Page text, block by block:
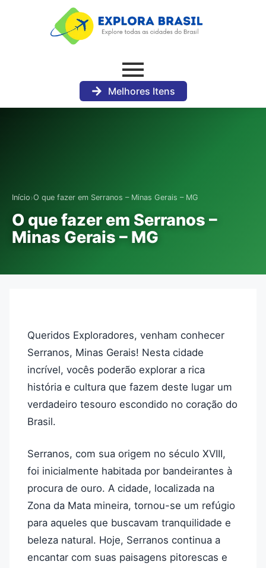
Melhores Itens
Início›O que fazer em Serranos – Minas Gerais – MG
O que fazer em Serranos –
Minas Gerais – MG
Queridos Exploradores, venham conhecer
Serranos, Minas Gerais! Nesta cidade
incrível, vocês poderão explorar a rica
história e cultura que fazem deste lugar um
verdadeiro tesouro escondido no coração do
Brasil.
Serranos, com sua origem no século XVIII,
foi inicialmente habitada por bandeirantes à
procura de ouro. A cidade, localizada na
Zona da Mata mineira, tornou-se um refúgio
para aqueles que buscavam tranquilidade e
beleza natural. Hoje, Serranos continua a
encantar com suas paisagens pitorescas e